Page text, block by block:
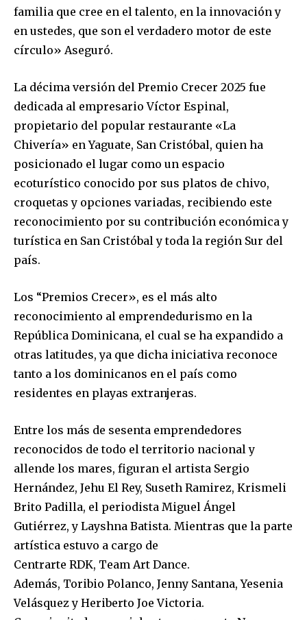
familia que cree en el talento, en la innovación y
en ustedes, que son el verdadero motor de este
círculo» Aseguró.
La décima versión del Premio Crecer 2025 fue
dedicada al empresario Víctor Espinal,
propietario del popular restaurante «La
Chivería» en Yaguate, San Cristóbal, quien ha
posicionado el lugar como un espacio
ecoturístico conocido por sus platos de chivo,
croquetas y opciones variadas, recibiendo este
reconocimiento por su contribución económica y
turística en San Cristóbal y toda la región Sur del
país.
Los “Premios Crecer», es el más alto
reconocimiento al emprendedurismo en la
República Dominicana, el cual se ha expandido a
otras latitudes, ya que dicha iniciativa reconoce
tanto a los dominicanos en el país como
residentes en playas extranjeras.
Entre los más de sesenta emprendedores
reconocidos de todo el territorio nacional y
allende los mares, figuran el artista Sergio
Hernández, Jehu El Rey, Suseth Ramirez, Krismeli
Brito Padilla, el periodista Miguel Ángel
Gutiérrez, y Layshna Batista. Mientras que la parte
artística estuvo a cargo de
Centrarte RDK, Team Art Dance.
Además, Toribio Polanco, Jenny Santana, Yesenia
Velásquez y Heriberto Joe Victoria.